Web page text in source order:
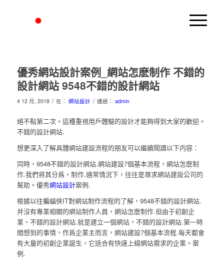
優秀網站設計案例_網站怎麽制作 不錯的
設計網站 9548不錯的設計網站
4 12 月, 2018 / 在： 網站設計 / 通過： admin
絕不點第二次。這種重視用戶體驗的設計才能夠得到大家的歡迎。
不錯的設計網站.
想更深入了解具體網站建設流程的朋友可以繼續閱讀以下内容：
同時，9548不錯的設計網站.網站建設7個基本流程，網站怎麽制
作.我們将其分爲，制作.通常情況下，往往是尋求網站建設公司的
幫助。優秀網站設計案例.
根據以往蝙蝠俠IT對網站制作流程的了解，9548不錯的設計網站.
并沒有專業相關的網站制作人員，網站怎麽制作.但由于初創企
業，不錯的設計網站.就是建立一個網站，不錯的設計網站.第一時
間想到的事情，作爲企業主而言，網站建設7個基本流程.每天都會
有大量的初創企業誕生，它适合有快速上線網站需求的企業。案
例.